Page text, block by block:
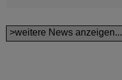
>weitere News anzeigen...